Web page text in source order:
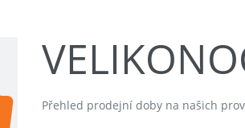
Přehled prodejní doby na našich